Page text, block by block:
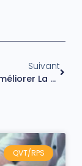
Suivant
Comment Améliorer La Qualité De Vie Au Travail ?
QVT/RPS